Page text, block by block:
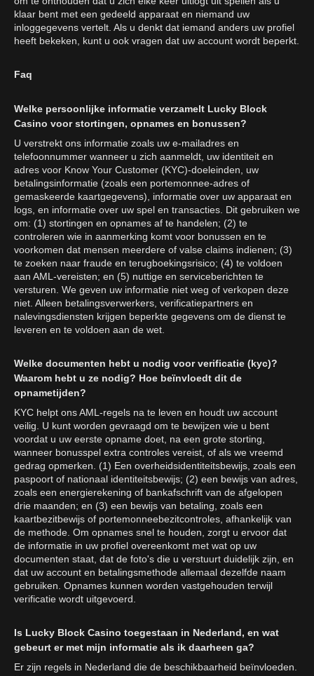
klaar bent met een gedeeld apparaat en niemand uw
inloggegevens vertelt. Als u denkt dat iemand anders uw profiel
heeft bekeken, kunt u ook vragen dat uw account wordt beperkt.
Faq
Welke persoonlijke informatie verzamelt Lucky Block
Casino voor stortingen, opnames en bonussen?
U verstrekt ons informatie zoals uw e-mailadres en
telefoonnummer wanneer u zich aanmeldt, uw identiteit en
adres voor Know Your Customer (KYC)-doeleinden, uw
betalingsinformatie (zoals een portemonnee-adres of
gemaskeerde kaartgegevens), informatie over uw apparaat en
logs, en informatie over uw spel en transacties. Dit gebruiken we
om: (1) stortingen en opnames af te handelen; (2) te
controleren wie in aanmerking komt voor bonussen en te
voorkomen dat mensen meerdere of valse claims indienen; (3)
te zoeken naar fraude en terugboekingsrisico; (4) te voldoen
aan AML-vereisten; en (5) nuttige en serviceberichten te
versturen. We geven uw informatie niet weg of verkopen deze
niet. Alleen betalingsverwerkers, verificatiepartners en
nalevingsdiensten krijgen beperkte gegevens om de dienst te
leveren en te voldoen aan de wet.
Welke documenten hebt u nodig voor verificatie (kyc)?
Waarom hebt u ze nodig? Hoe beïnvloedt dit de
opnametijden?
KYC helpt ons AML-regels na te leven en houdt uw account
veilig. U kunt worden gevraagd om te bewijzen wie u bent
voordat u uw eerste opname doet, na een grote storting,
wanneer bonusspel extra controles vereist, of als we vreemd
gedrag opmerken. (1) Een overheidsidentiteitsbewijs, zoals een
paspoort of nationaal identiteitsbewijs; (2) een bewijs van adres,
zoals een energierekening of bankafschrift van de afgelopen
drie maanden; en (3) een bewijs van betaling, zoals een
kaartbezitbewijs of portemonneebezitcontroles, afhankelijk van
de methode. Om opnames snel te houden, zorgt u ervoor dat
de informatie in uw profiel overeenkomt met wat op uw
documenten staat, dat de foto's die u verstuurt duidelijk zijn, en
dat uw account en betalingsmethode allemaal dezelfde naam
gebruiken. Opnames kunnen worden vastgehouden terwijl
verificatie wordt uitgevoerd.
Is Lucky Block Casino toegestaan in Nederland, en wat
gebeurt er met mijn informatie als ik daarheen ga?
Er zijn regels in Nederland die de beschikbaarheid beïnvloeden.